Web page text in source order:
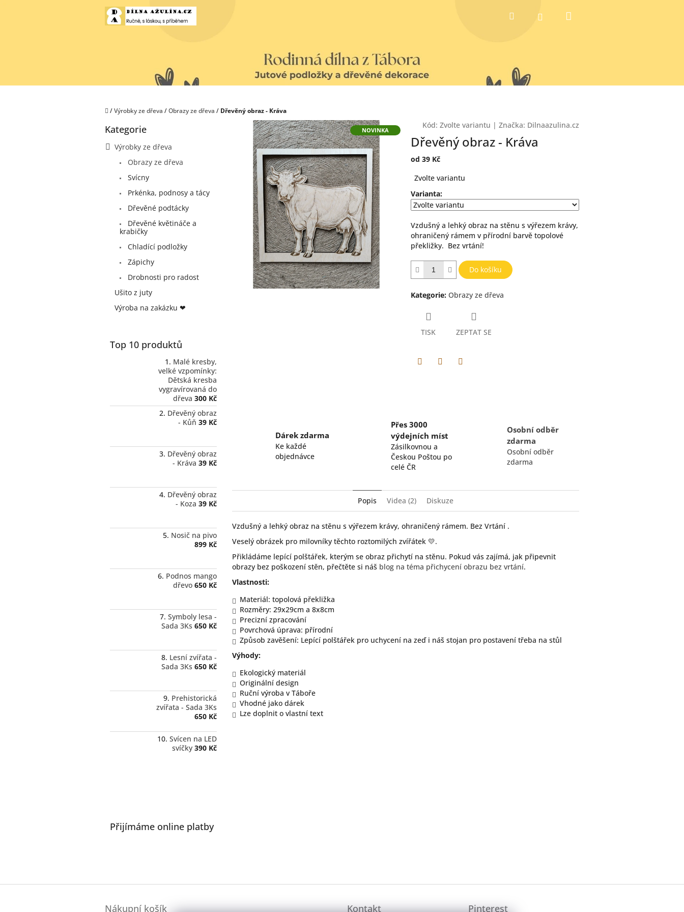
Hledat Přihlášení
Domů
/Výrobky ze dřeva /Obrazy ze dřeva / Dřevěný obraz - Kráva
Přeskočit
Kategorie
Výrobky ze dřeva
Obrazy ze dřeva
Svícny
Prkénka, podnosy a tácy
Dřevěné podtácky
Dřevěné květináče a
krabičky
Chladící podložky
Zápichy
Drobnosti pro radost
Ušito z juty
Výroba na zakázku ❤
Top 10 produktů
Malé kresby,
velké vzpomínky:
Dětská kresba
vygravírovaná do
dřeva 300 Kč
Dřevěný obraz
- Kůň 39 Kč
Dřevěný obraz
- Kráva 39 Kč
Dřevěný obraz
- Koza 39 Kč
Nosič na pivo
899 Kč
Podnos mango
dřevo 650 Kč
Symboly lesa -
Sada 3Ks 650 Kč
Lesní zvířata -
Sada 3Ks 650 Kč
Prehistorická
zvířata - Sada 3Ks
650 Kč
Svícen na LED
svíčky 390 Kč
Přijímáme online platby
NOVINKA
Kód: Zvolte variantu | Značka: Dilnaazulina.cz
Dřevěný obraz - Kráva
od 39 Kč
cena:
Zvolte variantu
Varianta:
Vzdušný a lehký obraz na stěnu s výřezem krávy,
ohraničený rámem v přírodní barvě topolové
překližky. Bez vrtání!
Do košíku
Kategorie: Obrazy ze dřeva
TISK ZEPTAT SE
Dárek zdarma
Ke každé
objednávce
Přes 3000
výdejních míst
Zásilkovnou a
Českou Poštou po
celé ČR
Osobní odběr
zdarma
Osobní odběr
zdarma
Popis Videa (2) Diskuze
Vzdušný a lehký obraz na stěnu s výřezem krávy, ohraničený rámem. Bez Vrtání .
Veselý obrázek pro milovníky těchto roztomilých zvířátek 💛.
Přikládáme lepící polštářek, kterým se obraz přichytí na stěnu. Pokud vás zajímá, jak připevnit
obrazy bez poškození stěn, přečtěte si náš blog na téma přichycení obrazu bez vrtání.
Vlastnosti:
Materiál: topolová překližka
Rozměry: 29x29cm a 8x8cm
Precizní zpracování
Povrchová úprava: přírodní
Způsob zavěšení: Lepící polštářek pro uchycení na zeď i náš stojan pro postavení třeba na stůl
Výhody:
Ekologický materiál
Originální design
Ruční výroba v Táboře
Vhodné jako dárek
Lze doplnit o vlastní text
Nákupní košík Kontakt Pinterest